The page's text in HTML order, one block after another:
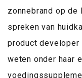
zonnebrand op de
spreken van
product
weten onder haar